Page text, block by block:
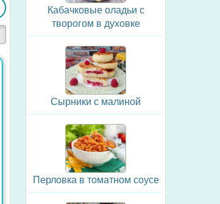
Кабачковые оладьи с
творогом в духовке
Сырники с малиной
Перловка в томатном соусе